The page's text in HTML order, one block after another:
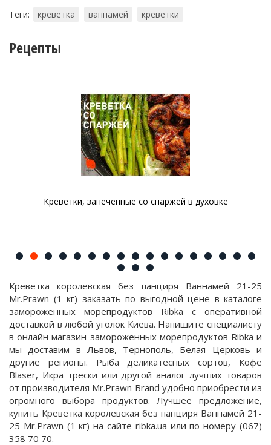
Теги: креветка ваннамей креветки
Рецепты
Креветки, запеченные со спаржей в духовке
Креветка королевская без панциря Ваннамей 21-25
Mr.Prawn (1 кг) заказать по выгодной цене в каталоге
замороженных морепродуктов Ribka с оперативной
доставкой в любой уголок Киева. Напишите специалисту
в онлайн магазин замороженных морепродуктов Ribka и
мы доставим в Львов, Тернополь, Белая Церковь и
другие регионы. Рыба деликатесных сортов, Кофе
Blaser, Икра трески или другой аналог лучших товаров
от производителя Mr.Prawn Brand удобно приобрести из
огромного выбора продуктов. Лучшее предложение,
купить Креветка королевская без панциря Ваннамей 21-
25 Mr.Prawn (1 кг) на сайте ribka.ua или по номеру (067)
358 70 70.